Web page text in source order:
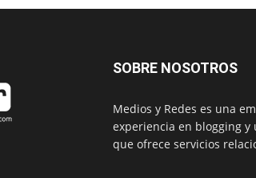
SOBRE NOSOTROS
Medios y Redes es una
experiencia en blogging
que ofrece servicios